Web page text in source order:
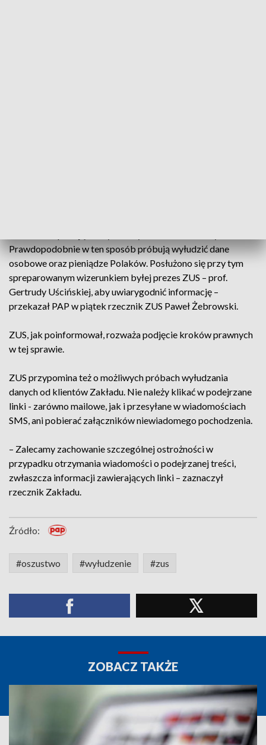
Prawdopodobnie w ten sposób próbują wyłudzić dane
osobowe oraz pieniądze Polaków. Posłużono się przy tym
spreparowanym wizerunkiem byłej prezes ZUS – prof.
Gertrudy Uścińskiej, aby uwiarygodnić informację –
przekazał PAP w piątek rzecznik ZUS Paweł Żebrowski.
ZUS, jak poinformował, rozważa podjęcie kroków prawnych
w tej sprawie.
ZUS przypomina też o możliwych próbach wyłudzania
danych od klientów Zakładu. Nie należy klikać w podejrzane
linki - zarówno mailowe, jak i przesyłane w wiadomościach
SMS, ani pobierać załączników niewiadomego pochodzenia.
– Zalecamy zachowanie szczególnej ostrożności w
przypadku otrzymania wiadomości o podejrzanej treści,
zwłaszcza informacji zawierających linki – zaznaczył
rzecznik Zakładu.
Źródło:
#oszustwo #wyłudzenie #zus
ZOBACZ TAKŻE